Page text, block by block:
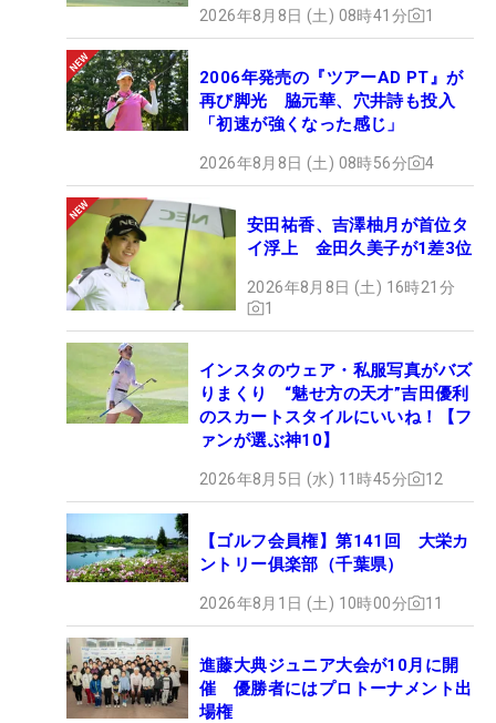
2026年8月8日 (土) 08時41分 1
2006年発売の『ツアーAD PT』が
再び脚光 脇元華、穴井詩も投入
「初速が強くなった感じ」
2026年8月8日 (土) 08時56分 4
安田祐香、吉澤柚月が首位タ
イ浮上 金田久美子が1差3位
2026年8月8日 (土) 16時21分
1
インスタのウェア・私服写真がバズ
りまくり “魅せ方の天才”吉田優利
のスカートスタイルにいいね！【フ
ァンが選ぶ神10】
2026年8月5日 (水) 11時45分 12
【ゴルフ会員権】第141回 大栄カ
ントリー俱楽部（千葉県）
2026年8月1日 (土) 10時00分 11
進藤大典ジュニア大会が10月に開
催 優勝者にはプロトーナメント出
場権